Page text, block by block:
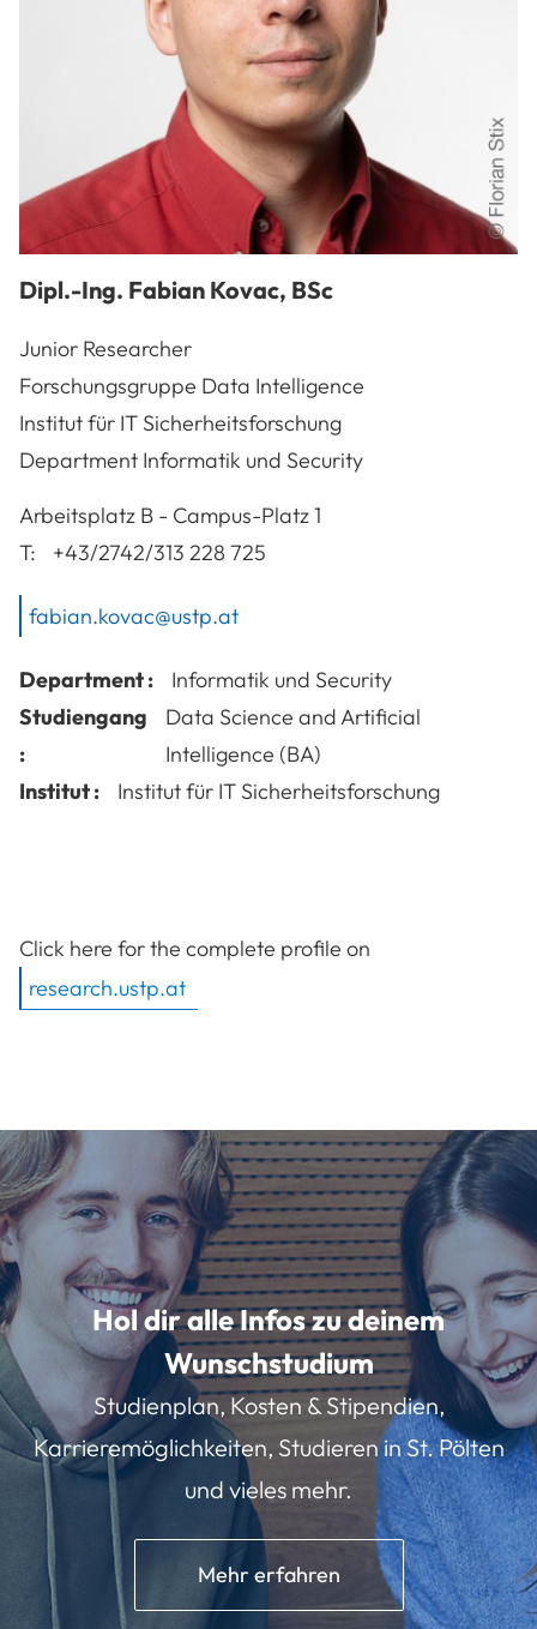
Dipl.-Ing. Fabian Kovac, BSc
Junior Researcher
Forschungsgruppe Data Intelligence
Institut für IT Sicherheitsforschung
Department Informatik und Security
Arbeitsplatz B - Campus-Platz 1
T:
+43/2742/313 228 725
fabian.kovac@ustp.at
Department :
Informatik und Security
Studiengang
:
Data Science and Artificial
Intelligence (BA)
Institut :
Institut für IT Sicherheitsforschung
Click here for the complete profile on
research.ustp.at
Hol dir alle Infos zu deinem
Wunschstudium
Studienplan, Kosten & Stipendien,
Karrieremöglichkeiten, Studieren in St. Pölten
und vieles mehr.
Mehr erfahren